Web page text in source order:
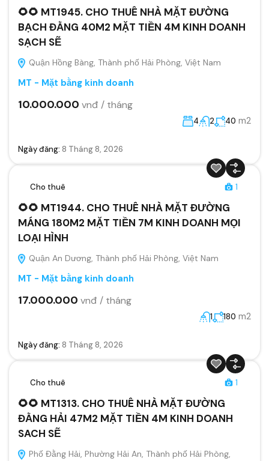
🌻🌻 MT1945. CHO THUÊ NHÀ MẶT ĐƯỜNG
BẠCH ĐẰNG 40M2 MẶT TIỀN 4M KINH DOANH
SẠCH SẼ
Quận Hồng Bàng, Thành phố Hải Phòng, Việt Nam
MT - Mặt bằng kinh doanh
10.000.000 vnđ / tháng
4 2 40 m2
Ngày đăng: 8 Tháng 8, 2026
Cho thuê 1
🌻🌻 MT1944. CHO THUÊ NHÀ MẶT ĐƯỜNG
MÁNG 180M2 MẶT TIỀN 7M KINH DOANH MỌI
LOẠI HÌNH
Quận An Dương, Thành phố Hải Phòng, Việt Nam
MT - Mặt bằng kinh doanh
17.000.000 vnđ / tháng
1 180 m2
Ngày đăng: 8 Tháng 8, 2026
Cho thuê 1
🌻🌻 MT1313. CHO THUÊ NHÀ MẶT ĐƯỜNG
ĐẰNG HẢI 47M2 MẶT TIỀN 4M KINH DOANH
SACH SẼ
Phố Đằng Hải, Phường Hải An, Thành phố Hải Phòng,